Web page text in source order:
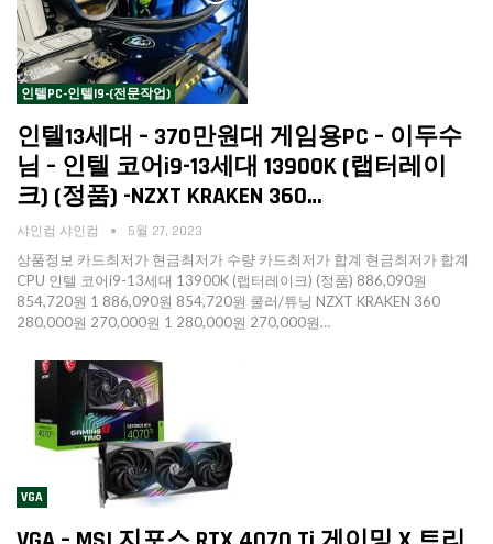
인텔PC-인텔I9-(전문작업)
인텔13세대 – 370만원대 게임용PC – 이두수
님 – 인텔 코어i9-13세대 13900K (랩터레이
크) (정품) -NZXT KRAKEN 360…
샤인컴 샤인컴 5월 27, 2023
상품정보 카드최저가 현금최저가 수량 카드최저가 합계 현금최저가 합계
CPU 인텔 코어i9-13세대 13900K (랩터레이크) (정품) 886,090원
854,720원 1 886,090원 854,720원 쿨러/튜닝 NZXT KRAKEN 360
280,000원 270,000원 1 280,000원 270,000원…
VGA